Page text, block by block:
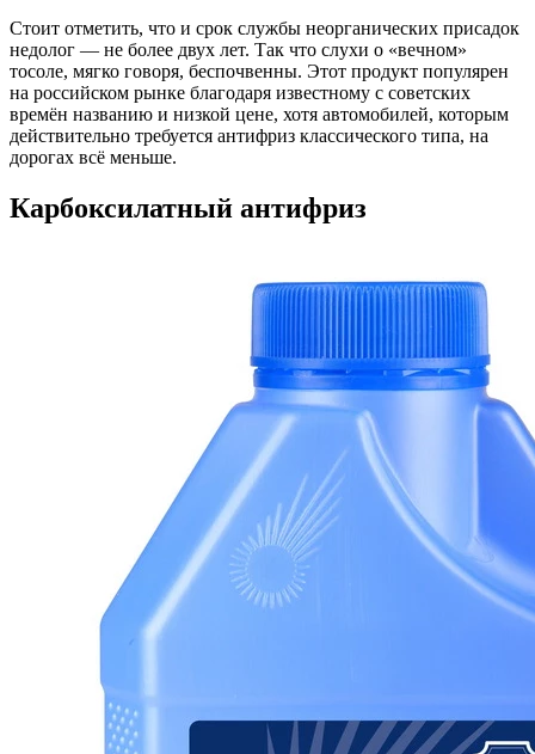
Стоит отметить, что и срок службы неорганических присадок
недолог — не более двух лет. Так что слухи о «вечном»
тосоле, мягко говоря, беспочвенны. Этот продукт популярен
на российском рынке благодаря известному с советских
времён названию и низкой цене, хотя автомобилей, которым
действительно требуется антифриз классического типа, на
дорогах всё меньше.
Карбоксилатный антифриз